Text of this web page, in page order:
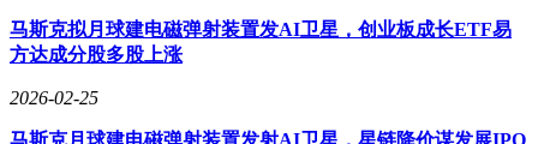
马斯克拟月球建电磁弹射装置发AI卫星，创业板成长ETF易
方达成分股多股上涨
2026-02-25
马斯克月球建电磁弹射装置发射AI卫星，星链降价谋发展IPO